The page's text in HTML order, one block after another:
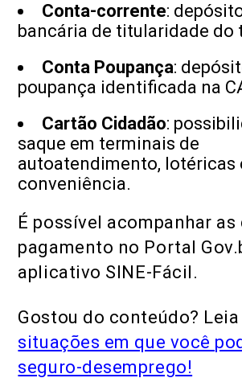
Conta-corrente:
bancária de titularidade do
Conta Poupança:
poupança identificada na
Cartão Cidadão:
saque em terminais de
autoatendimento, lotéricas
conveniência.
É possível acompanhar as
pagamento no Portal
aplicativo SINE-Fácil.
Gostou do conteúdo? Leia
situações em que você
seguro-desemprego!